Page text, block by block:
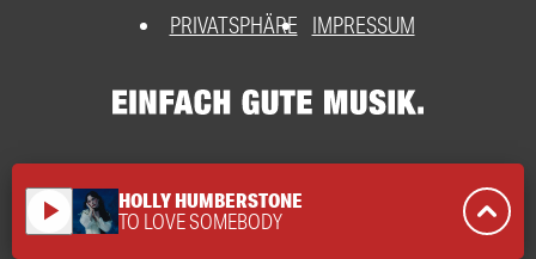
PRIVATSPHÄRE
IMPRESSUM
play_arrow HOLLY HUMBERSTONE
TO LOVE SOMEBODY